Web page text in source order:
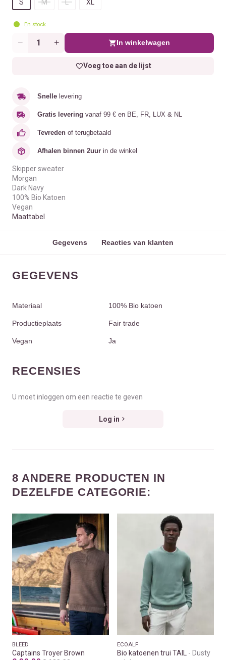
S
M L XL
En stock
Aantal In winkelwagen
Voeg toe aan de lijst
Snelle levering
Gratis levering vanaf 99 € en BE, FR, LUX & NL
Tevreden of terugbetaald
Afhalen binnen 2uur in de winkel
Skipper sweater
Morgan
Dark Navy
100% Bio Katoen
Vegan
Maattabel
Gegevens Reacties van klanten
GEGEVENS
Materiaal 100% Bio katoen
Productieplaats Fair trade
Vegan Ja
RECENSIES
U moet inloggen om een reactie te geven
Log in
8 ANDERE PRODUCTEN IN
DEZELFDE CATEGORIE:
BLEED
Captains Troyer Brown
ECOALF
Bio katoenen trui TAIL
Dusty